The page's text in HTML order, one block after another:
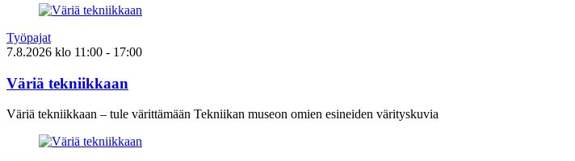
Työpajat
7.8.2026 klo 11:00 - 17:00
Väriä tekniikkaan
Väriä tekniikkaan – tule värittämään Tekniikan museon omien esineiden värityskuvia